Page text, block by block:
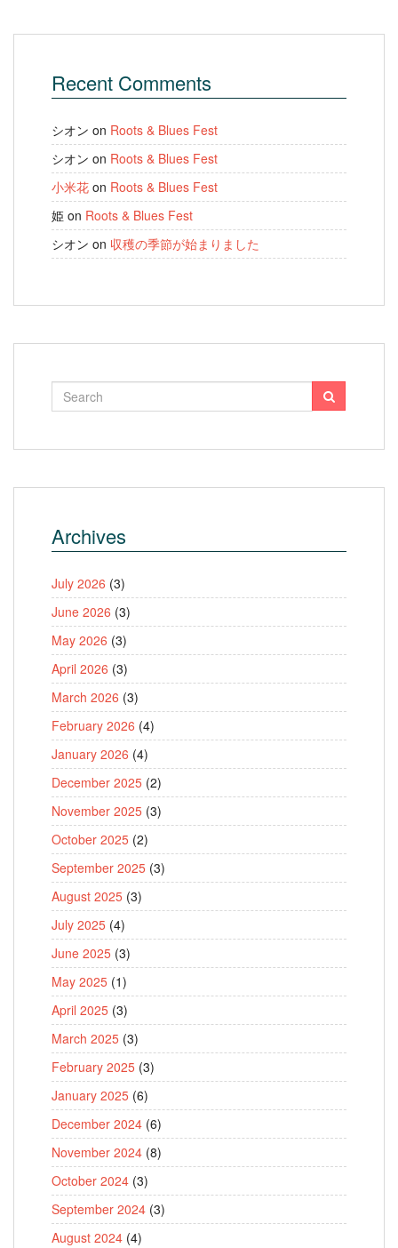
Recent Comments
シオン on Roots & Blues Fest
シオン on Roots & Blues Fest
小米花 on Roots & Blues Fest
姫 on Roots & Blues Fest
シオン on 収穫の季節が始まりました
Archives
July 2026 (3)
June 2026 (3)
May 2026 (3)
April 2026 (3)
March 2026 (3)
February 2026 (4)
January 2026 (4)
December 2025 (2)
November 2025 (3)
October 2025 (2)
September 2025 (3)
August 2025 (3)
July 2025 (4)
June 2025 (3)
May 2025 (1)
April 2025 (3)
March 2025 (3)
February 2025 (3)
January 2025 (6)
December 2024 (6)
November 2024 (8)
October 2024 (3)
September 2024 (3)
August 2024 (4)